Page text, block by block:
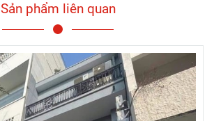
Sản phẩm liên quan